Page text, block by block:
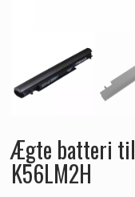
Ægte batteri
K56LM2H